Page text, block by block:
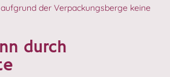
der Verpackungsberge keine
durch